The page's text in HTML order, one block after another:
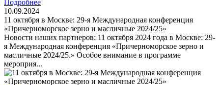
Подробнее
10.09.2024
11 октября в Москве: 29-я Международная конференция
«Причерноморское зерно и масличные 2024/25»
Новости наших партнеров: 11 октября 2024 года в Москве: 29-
я Международная конференция «Причерноморское зерно и
масличные 2024/25.» Особое внимание в программе
мероприя...